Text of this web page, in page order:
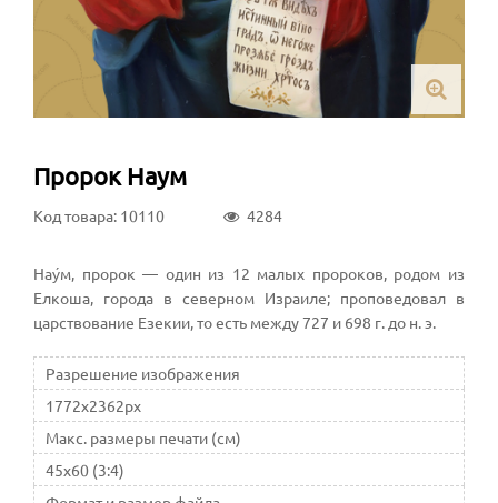
Пророк Наум
Код товара: 10110 4284
Нау́м, пророк — один из 12 малых пророков, родом из
Елкоша, города в северном Израиле; проповедовал в
царствование Езекии, то есть между 727 и 698 г. до н. э.
Разрешение изображения
1772x2362px
Макс. размеры печати (см)
45x60 (3:4)